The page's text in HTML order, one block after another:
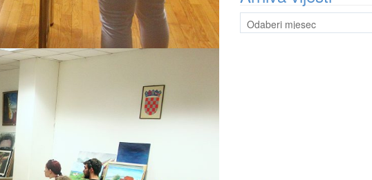
Arhiva
vijesti